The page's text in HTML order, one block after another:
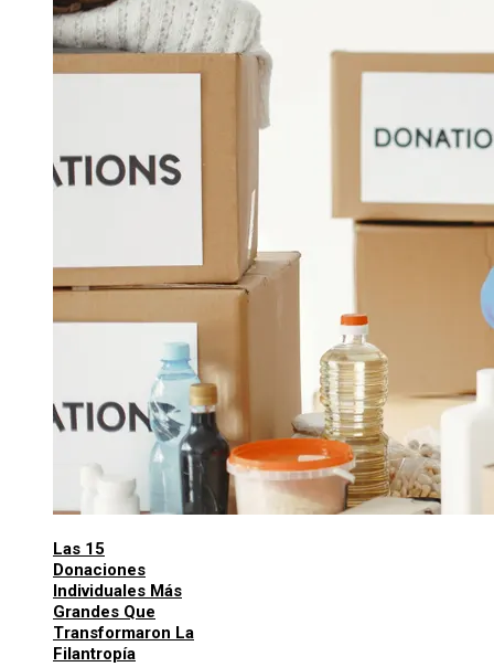
Las 15
Donaciones
Individuales Más
Grandes Que
Transformaron La
Filantropía